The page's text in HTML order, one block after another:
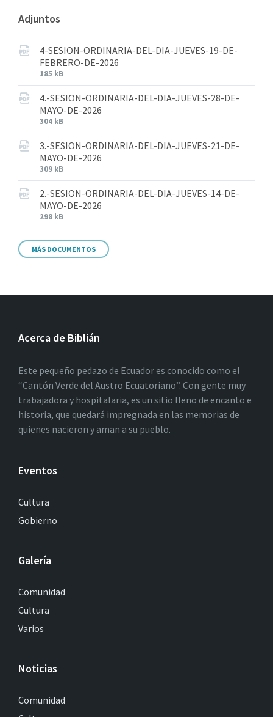
Adjuntos
4-SESION-ORDINARIA-DEL-DIA-JUEVES-19-DE-
FEBRERO-DE-2026
185 kB
4.-SESION-ORDINARIA-DEL-DIA-JUEVES-28-DE-
MAYO-DE-2026
304 kB
3.-SESION-ORDINARIA-DEL-DIA-JUEVES-21-DE-
MAYO-DE-2026
309 kB
2.-SESION-ORDINARIA-DEL-DIA-JUEVES-14-DE-
MAYO-DE-2026
298 kB
MÁS DOCUMENTOS
Acerca de Biblián
Este pequeño pedazo de Ecuador es conocido como el
“Cantón Verde del Austro Ecuatoriano”. Con gente muy
trabajadora y hospitalaria, es un sitio lleno de encanto e
historia, que quedará impregnada en las memorias de
quienes nacieron y aman a su pueblo.
Eventos
Cultura
Gobierno
Galería
Comunidad
Cultura
Varios
Noticias
Comunidad